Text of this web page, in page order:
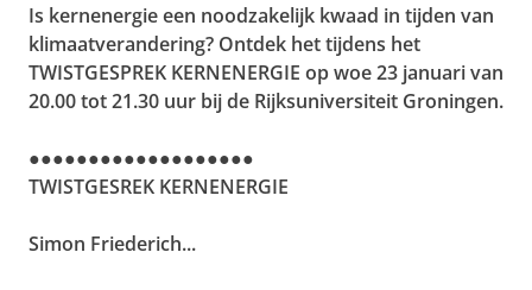
Is kernenergie een noodzakelijk kwaad in tijden van
klimaatverandering? Ontdek het tijdens het
TWISTGESPREK KERNENERGIE op woe 23 januari van
20.00 tot 21.30 uur bij de Rijksuniversiteit Groningen.
●●●●●●●●●●●●●●●●●●●
TWISTGESREK KERNENERGIE
Simon Friederich...